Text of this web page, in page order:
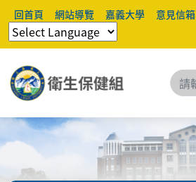
回首頁 網站導覽 嘉義大學 意見信箱